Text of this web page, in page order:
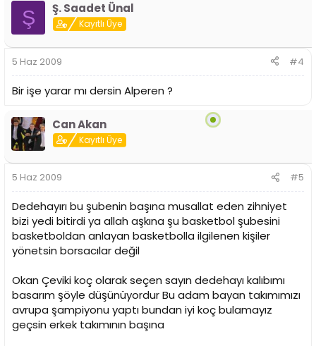
Ş Ş. Saadet Ünal
Kayıtlı Üye
5 Haz 2009 #4
Bir işe yarar mı dersin Alperen ?
Can Akan
Kayıtlı Üye
5 Haz 2009 #5
Dedehayırı bu şubenin başına musallat eden zihniyet
bizi yedi bitirdi ya allah aşkına şu basketbol şubesini
basketboldan anlayan basketbolla ilgilenen kişiler
yönetsin borsacılar değil
Okan Çeviki koç olarak seçen sayın dedehayı kalıbımı
basarım şöyle düşünüyordur Bu adam bayan takımımızı
avrupa şampiyonu yaptı bundan iyi koç bulamayız
geçsin erkek takımının başına